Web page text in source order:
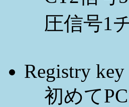
圧信号1
Registry key
初めて